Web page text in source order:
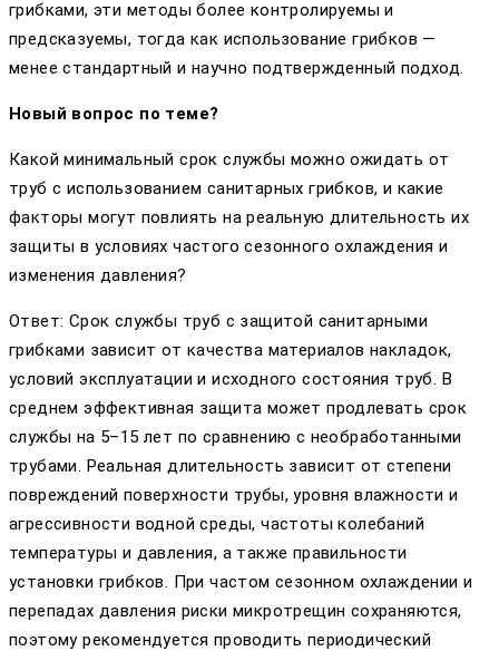
грибками, эти методы более контролируемы и
предсказуемы, тогда как использование грибков —
менее стандартный и научно подтвержденный подход.
Новый вопрос по теме?
Какой минимальный срок службы можно ожидать от
труб с использованием санитарных грибков, и какие
факторы могут повлиять на реальную длительность их
защиты в условиях частого сезонного охлаждения и
изменения давления?
Ответ: Срок службы труб с защитой санитарными
грибками зависит от качества материалов накладок,
условий эксплуатации и исходного состояния труб. В
среднем эффективная защита может продлевать срок
службы на 5–15 лет по сравнению с необработанными
трубами. Реальная длительность зависит от степени
повреждений поверхности трубы, уровня влажности и
агрессивности водной среды, частоты колебаний
температуры и давления, а также правильности
установки грибков. При частом сезонном охлаждении и
перепадах давления риски микротрещин сохраняются,
поэтому рекомендуется проводить периодический